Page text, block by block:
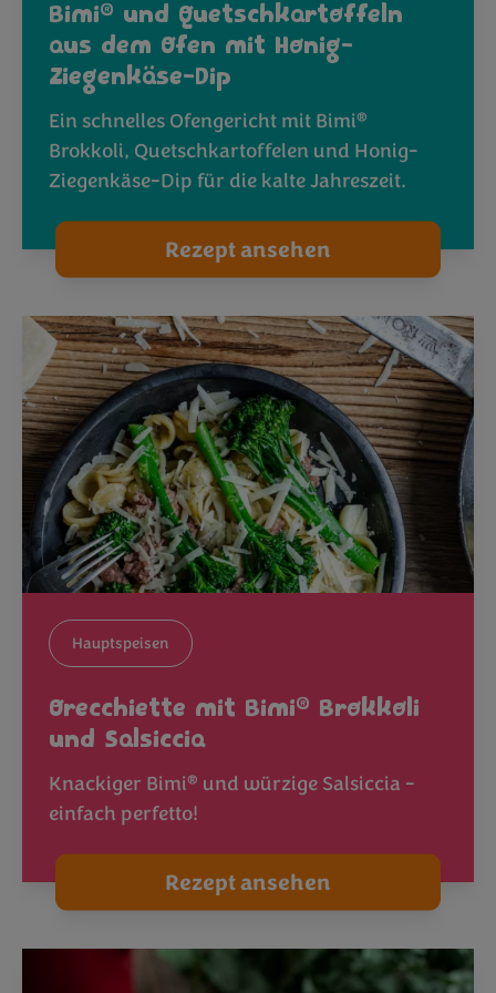
Bimi® und Quetschkartoffeln
aus dem Ofen mit Honig-
Ziegenkäse-Dip
Ein schnelles Ofengericht mit Bimi®
Brokkoli, Quetschkartoffelen und Honig-
Ziegenkäse-Dip für die kalte Jahreszeit.
Rezept ansehen
Hauptspeisen
Orecchiette mit Bimi® Brokkoli
und Salsiccia
Knackiger Bimi® und würzige Salsiccia -
einfach perfetto!
Rezept ansehen